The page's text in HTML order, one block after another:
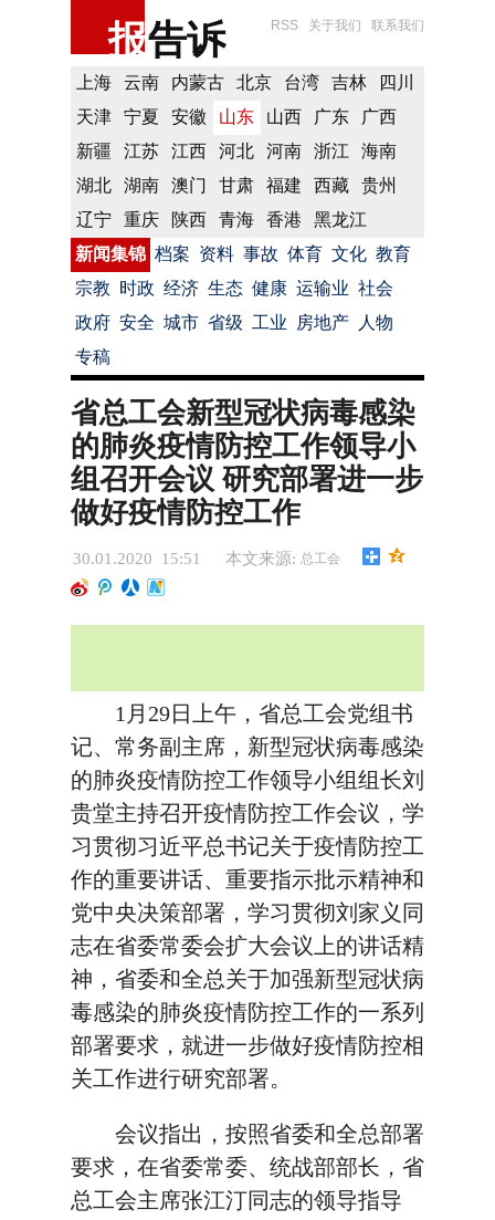
报告诉 RSS 关于我们 联系我们
上海 云南 内蒙古 北京 台湾 吉林
四川
天津
宁夏 安徽 山东 山西 广东
广西
新疆
江苏 江西 河北 河南 浙江
海南
湖北
湖南 澳门 甘肃 福建 西藏
贵州
辽宁
重庆 陕西 青海 香港
黑龙江
新闻集锦 档案 资料 事故 体育 文化 教育
宗教 时政 经济 生态 健康 运输业 社会
政府 安全 城市 省级 工业 房地产
人物
专稿
省总工会新型冠状病毒感染
的肺炎疫情防控工作领导小
组召开会议 研究部署进一步
做好疫情防控工作
30.01.2020 15:51 本文来源: 总工会
1月29日上午，省总工会党组书
记、常务副主席，新型冠状病毒感染
的肺炎疫情防控工作领导小组组长刘
贵堂主持召开疫情防控工作会议，学
习贯彻习近平总书记关于疫情防控工
作的重要讲话、重要指示批示精神和
党中央决策部署，学习贯彻刘家义同
志在省委常委会扩大会议上的讲话精
神，省委和全总关于加强新型冠状病
毒感染的肺炎疫情防控工作的一系列
部署要求，就进一步做好疫情防控相
关工作进行研究部署。
会议指出，按照省委和全总部署
要求，在省委常委、统战部部长，省
总工会主席张江汀同志的领导指导